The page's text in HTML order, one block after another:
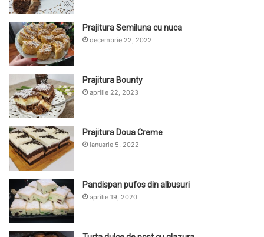
Prajitura Semiluna cu nuca
decembrie 22, 2022
Prajitura Bounty
aprilie 22, 2023
Prajitura Doua Creme
ianuarie 5, 2022
Pandispan pufos din albusuri
aprilie 19, 2020